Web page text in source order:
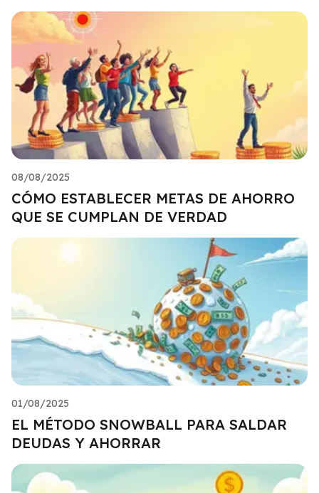
08/08/2025
CÓMO ESTABLECER METAS DE AHORRO
QUE SE CUMPLAN DE VERDAD
01/08/2025
EL MÉTODO SNOWBALL PARA SALDAR
DEUDAS Y AHORRAR